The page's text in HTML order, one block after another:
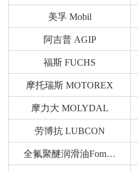
美孚 Mobil
阿吉普 AGIP
福斯 FUCHS
摩托瑞斯 MOTOREX
摩力大 MOLYDAL
劳博抗 LUBCON
全氟聚醚润滑油Fomblin